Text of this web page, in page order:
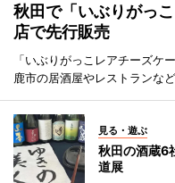
秋田で「いぶりがっ
店で先行販売
「いぶりがっこレアチーズケ
鹿市の居酒屋やレストランな
見る・遊ぶ
秋田の酒蔵6
道展